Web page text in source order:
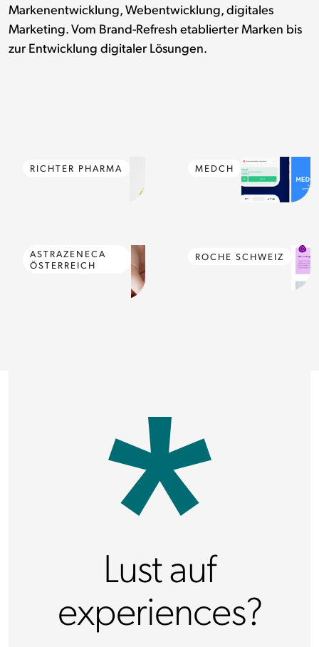
Markenentwicklung, Webentwicklung, digitales
Marketing. Vom Brand-Refresh etablierter Marken bis
zur Entwicklung digitaler Lösungen.
RICHTER PHARMA MEDCH
ASTRAZENECA
ÖSTERREICH
ROCHE SCHWEIZ
Lust auf
experiences?